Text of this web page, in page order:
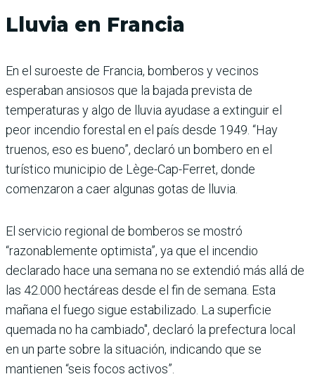
Lluvia en Francia
En el suroeste de Francia, bomberos y vecinos
esperaban ansiosos que la bajada prevista de
temperaturas y algo de lluvia ayudase a extinguir el
peor incendio forestal en el país desde 1949. “Hay
truenos, eso es bueno”, declaró un bombero en el
turístico municipio de Lège-Cap-Ferret, donde
comenzaron a caer algunas gotas de lluvia.
El servicio regional de bomberos se mostró
“razonablemente optimista”, ya que el incendio
declarado hace una semana no se extendió más allá de
las 42.000 hectáreas desde el fin de semana. Esta
mañana el fuego sigue estabilizado. La superficie
quemada no ha cambiado", declaró la prefectura local
en un parte sobre la situación, indicando que se
mantienen “seis focos activos”.